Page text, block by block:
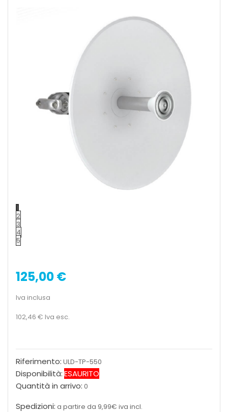
1
2
3
4
5
125,00 €
Iva inclusa
102,46 € Iva esc.
Riferimento: ULD-TP-550
Disponibilità:ESAURITO
Quantità in arrivo: 0
Spedizioni: a partire da 9,99€ iva incl.